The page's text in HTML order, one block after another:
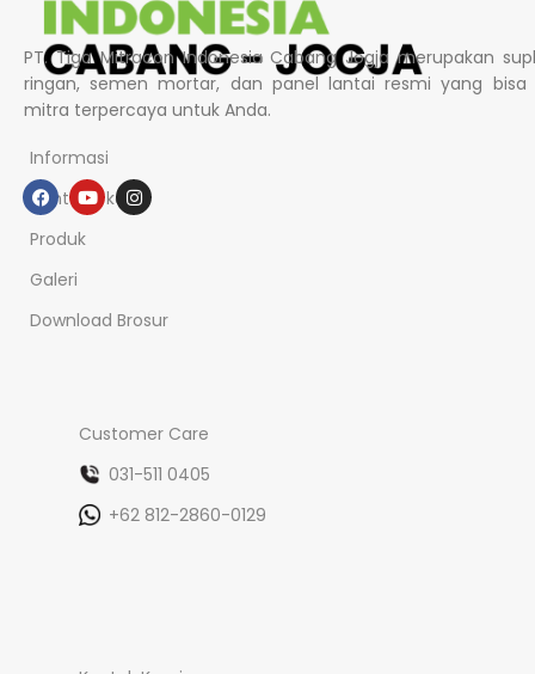
PT. Tiga Mitracon Indonesia Cabang Jogja merupakan
ringan, semen mortar, dan panel lantai resmi yang bisa
mitra terpercaya untuk Anda.
Informasi
Tentang kami
Produk
Galeri
Download Brosur
Customer Care
031-511 0405
+62 812-2860-0129